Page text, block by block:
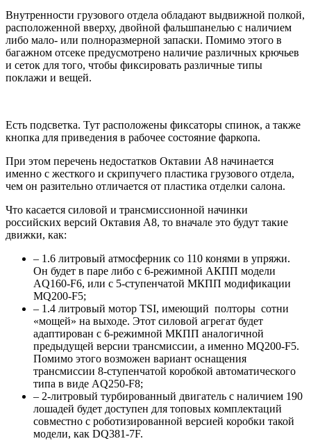
Внутренности грузового отдела обладают выдвижной полкой,
расположенной вверху, двойной фальшпанелью с наличием
либо мало- или полноразмерной запаски. Помимо этого в
багажном отсеке предусмотрено наличие различных крючьев
и сеток для того, чтобы фиксировать различные типы
поклажи и вещей.
Есть подсветка. Тут расположены фиксаторы спинок, а также
кнопка для приведения в рабочее состояние фаркопа.
При этом перечень недостатков Октавии А8 начинается
именно с жесткого и скрипучего пластика грузового отдела,
чем он разительно отличается от пластика отделки салона.
Что касается силовой и трансмиссионной начинки
российских версий Октавия А8, то вначале это будут такие
движки, как:
– 1.6 литровый атмосферник со 110 конями в упряжи.
Он будет в паре либо с 6-режимной АКПП модели
AQ160-F6, или с 5-ступенчатой МКПП модификации
MQ200-F5;
– 1.4 литровый мотор TSI, имеющий полторы сотни
«мощей» на выходе. Этот силовой агрегат будет
адаптирован с 6-режимной МКПП аналогичной
предыдущей версии трансмиссии, а именно MQ200-F5.
Помимо этого возможен вариант оснащения
трансмиссии 8-ступенчатой коробкой автоматического
типа в виде AQ250-F8;
– 2-литровый турбированный двигатель с наличием 190
лошадей будет доступен для топовых комплектаций
совместно с роботизированной версией коробки такой
модели, как DQ381-7F.